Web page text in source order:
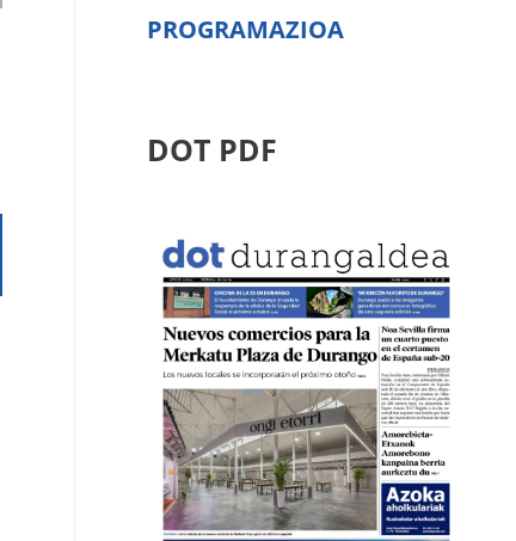
PROGRAMAZIOA
DOT PDF